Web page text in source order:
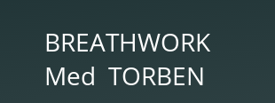
BREATHWORK
Med TORBEN